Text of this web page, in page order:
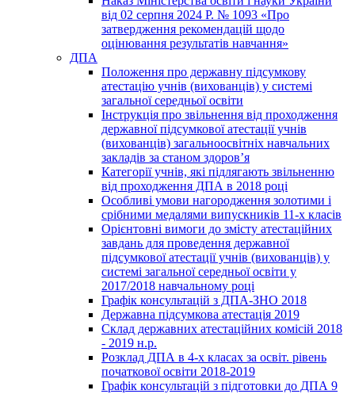
від 02 серпня 2024 Р. № 1093 «Про
затвердження рекомендацій щодо
оцінювання результатів навчання»
ДПА
Положення про державну підсумкову
атестацію учнів (вихованців) у системі
загальної середньої освіти
Інструкція про звільнення від проходження
державної підсумкової атестації учнів
(вихованців) загальноосвітніх навчальних
закладів за станом здоров’я
Категорії учнів, які підлягають звільненню
від проходження ДПА в 2018 році
Особливі умови нагородження золотими і
срібними медалями випускників 11-х класів
Орієнтовні вимоги до змісту атестаційних
завдань для проведення державної
підсумкової атестації учнів (вихованців) у
системі загальної середньої освіти у
2017/2018 навчальному році
Графік консультацій з ДПА-ЗНО 2018
Державна підсумкова атестація 2019
Склад державних атестаційних комісій 2018
- 2019 н.р.
Розклад ДПА в 4-х класах за освіт. рівень
початкової освіти 2018-2019
Графік консультацій з підготовки до ДПА 9